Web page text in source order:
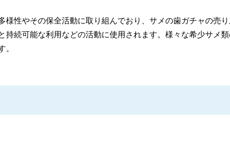
様性やその保全活動に取り組んでおり、サメの歯ガチャの売
持続可能な利用などの活動に使用されます。様々な希少サメ
。